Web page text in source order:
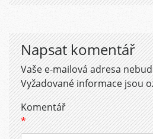
Napsat komentář
Vaše e-mailová adresa
Vyžadované informace jsou
Komentář
*